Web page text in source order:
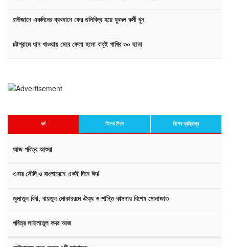
রাউজানে একদিনের ব্যবধানে ফের গুলিবিদ্ধ হয়ে যুবদল কর্মী খুন
চট্টগ্রামে ধান খাওয়ায় মেরে ফেলা হলো বাবুই পাখির ৩০ ছানা
ধর্ম বিশেষ দিবস বিশেষ ব্যক্তিত্ব
আজ পবিত্র আশুরা
এবার সৌদি ও বাংলাদেশে একই দিনে ঈদ!
জুমাতুল বিদা, বায়তুল মোকাররমে ঐক্য ও শান্তি কামনায় বিশেষ মোনাজাত
পবিত্র লাইলাতুল কদর আজ